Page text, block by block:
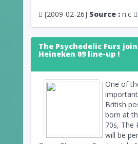
[2009-02-26] Source : n.c
The Psychedelic Furs
Heineken 09 line-up !
One of
British
born at
70s, The
will be